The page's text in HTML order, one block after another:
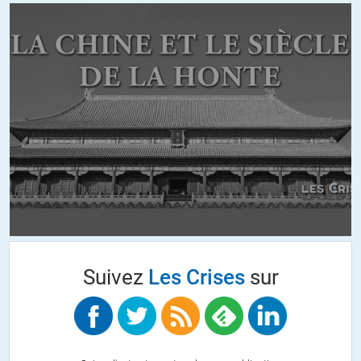
http://www.globalresearch.ca/canadian-students-reject-liberal-
party-leader-justin-trudeaus-attack-on-palestine-activism-free-
speech/5437010
https://electronicintifada.net/blogs/ali-abunimah/canadian-
students-reject-justin-trudeaus-attack-palestine-activism-free-
speech
Et s’il a ordonné de stopper la participation Canadienne aux
bombardements contre Daesh, voir position très ambigue,
bombardements-contre-le-groupe-etat-islamique/
C’est pour, comme il dit ailleurs, participer à un entrainement des
forces d’opposition Syrienne!
Voici un article qui parle de suivre les promesses electorales de
Suivez Les Crisessur